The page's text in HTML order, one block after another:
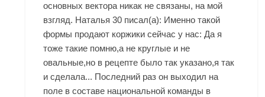
основных вектора никак не связаны, на мой
взгляд. Наталья 30 писал(а): Именно такой
формы продают коржики сейчас у нас: Да я
тоже такие помню,а не круглые и не
овальные,но в рецепте было так указано,я так
и сделала... Последний раз он выходил на
поле в составе национальной команды в